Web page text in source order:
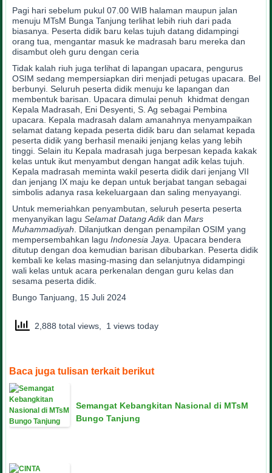
Pagi hari sebelum pukul 07.00 WIB halaman maupun jalan
menuju MTsM Bunga Tanjung terlihat lebih riuh dari pada
biasanya. Peserta didik baru kelas tujuh datang didampingi
orang tua, mengantar masuk ke madrasah baru mereka dan
disambut oleh guru dengan ceria
Tidak kalah riuh juga terlihat di lapangan upacara, pengurus
OSIM sedang mempersiapkan diri menjadi petugas upacara. Bel
berbunyi. Seluruh peserta didik menuju ke lapangan dan
membentuk barisan. Upacara dimulai penuh khidmat dengan
Kepala Madrasah, Eni Desyenti, S. Ag sebagai Pembina
upacara. Kepala madrasah dalam amanahnya menyampaikan
selamat datang kepada peserta didik baru dan selamat kepada
peserta didik yang berhasil menaiki jenjang kelas yang lebih
tinggi. Selain itu Kepala madrasah juga berpesan kepada kakak
kelas untuk ikut menyambut dengan hangat adik kelas tujuh.
Kepala madrasah meminta wakil peserta didik dari jenjang VII
dan jenjang IX maju ke depan untuk berjabat tangan sebagai
simbolis adanya rasa kekeluargaan dan saling menyayangi.
Untuk memeriahkan penyambutan, seluruh peserta peserta
menyanyikan laguSelamat Datang AdikdanMars
Muhammadiyah. Dilanjutkan dengan penampilan OSIM yang
mempersembahkan laguIndonesia Jaya. Upacara bendera
ditutup dengan doa kemudian barisan dibubarkan. Peserta didik
kembali ke kelas masing-masing dan selanjutnya didampingi
wali kelas untuk acara perkenalan dengan guru kelas dan
sesama peserta didik.
Bungo Tanjuang, 15 Juli 2024
2,888 total views, 1 views today
Baca juga tulisan terkait berikut
Semangat Kebangkitan Nasional di MTsM
Bungo Tanjung